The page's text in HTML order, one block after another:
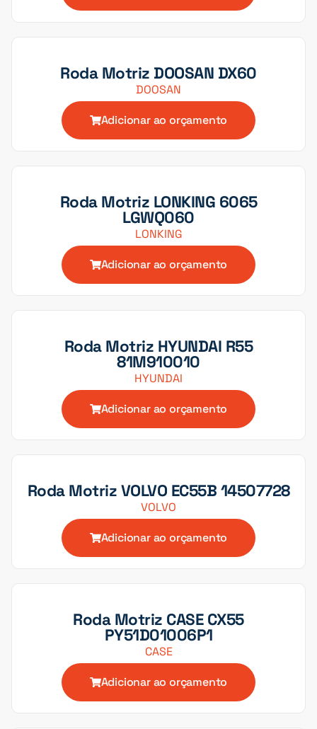
Roda Motriz DOOSAN DX60
DOOSAN
Adicionar ao orçamento
Roda Motriz LONKING 6065
LGWQ060
LONKING
Adicionar ao orçamento
Roda Motriz HYUNDAI R55
81M910010
HYUNDAI
Adicionar ao orçamento
Roda Motriz VOLVO EC55B 14507728
VOLVO
Adicionar ao orçamento
Roda Motriz CASE CX55
PY51D01006P1
CASE
Adicionar ao orçamento